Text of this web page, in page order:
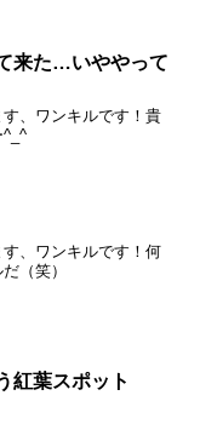
来た…いややって
、ワンキルです！貴
^_^
、ワンキルです！何
（笑）
紅葉スポット